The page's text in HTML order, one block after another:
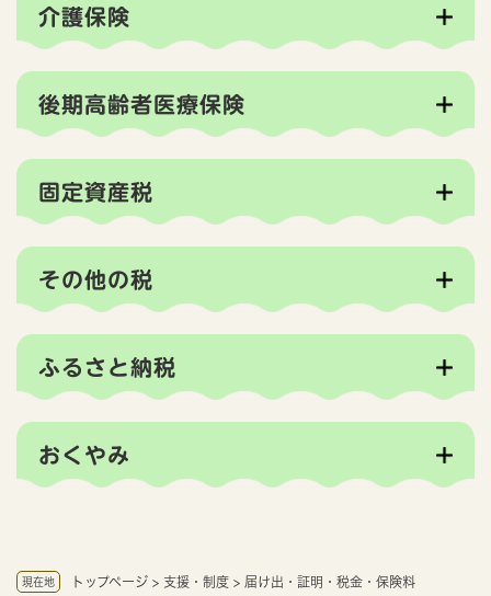
現在地 トップページ > 支援・制度 > 届け出・証明・税金・保険料
介護保険
後期高齢者医療保険
固定資産税
その他の税
ふるさと納税
おくやみ